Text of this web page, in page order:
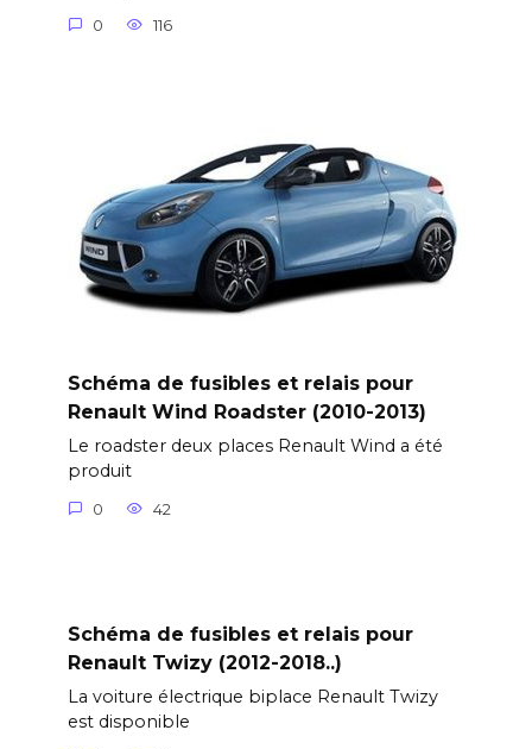
0 116
Schéma de fusibles et relais pour
Renault Wind Roadster (2010-2013)
Le roadster deux places Renault Wind a été
produit
0 42
Schéma de fusibles et relais pour
Renault Twizy (2012-2018..)
La voiture électrique biplace Renault Twizy
est disponible